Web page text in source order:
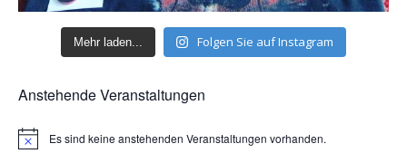
Mehr laden... Folgen Sie auf Instagram
Anstehende Veranstaltungen
H
Es sind keine anstehenden Veranstaltungen vorhanden.